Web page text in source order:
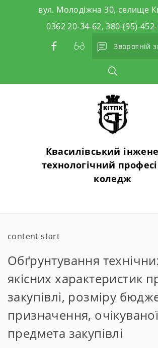
вул. Молодіжна 30, селище
0362 20-34-62, 380-(95)-
Зворотній
Квасилівський
технологічний
коледж
content start
Обґрунтування
якісних характеристик
закупівлі, розміру
призначення,
предмета закупівлі